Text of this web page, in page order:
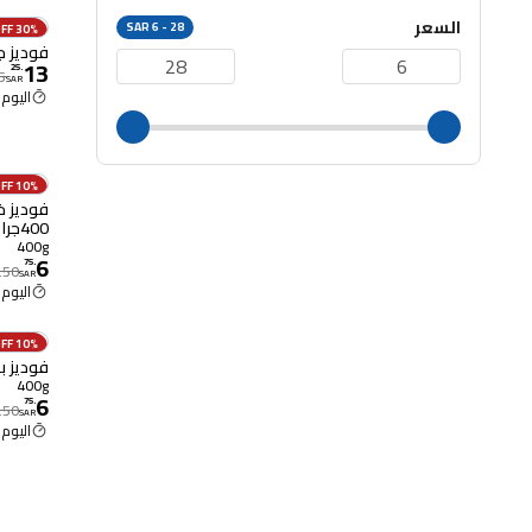
السعر SAR 6 - 28
30% OFF
فوديز
13
.
25
SAR
اليوم
10% OFF
400جرام
400g
6
.
75
SAR
اليوم
10% OFF
فوديز
400g
6
.
75
SAR
اليوم